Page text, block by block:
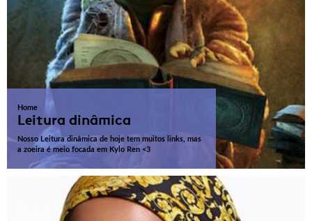
Home
Leitura dinâmica
Nosso Leitura dinâmica de hoje tem muitos links, mas
a zoeira é meio focada em Kylo Ren <3